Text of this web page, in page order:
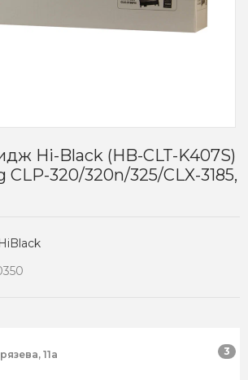
Hi-Black (HB-CLT-K407S)
320/320n/325/CLX-3185,
HiBlack
11а 3